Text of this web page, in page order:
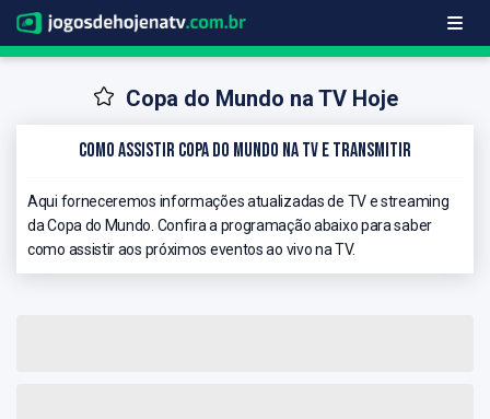
Copa do Mundo na TV Hoje
Como Assistir Copa do Mundo na TV e Transmitir
Aqui forneceremos informações atualizadas de TV e streaming
da Copa do Mundo. Confira a programação abaixo para saber
como assistir aos próximos eventos ao vivo na TV.